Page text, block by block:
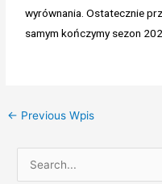
wyrównania. Ostatecznie
samym kończymy sezon
← Previous Wpis